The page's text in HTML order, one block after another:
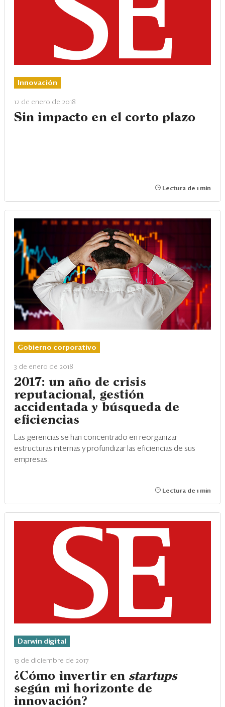
Innovación
12 de enero de 2018
Sin impacto en el corto plazo
Lectura de 1 min
Gobierno corporativo
3 de enero de 2018
2017: un año de crisis
reputacional, gestión
accidentada y búsqueda de
eficiencias
Las gerencias se han concentrado en reorganizar
estructuras internas y profundizar las eficiencias de sus
empresas.
Lectura de 1 min
Darwin digital
13 de diciembre de 2017
¿Cómo invertir en startups
según mi horizonte de
innovación?